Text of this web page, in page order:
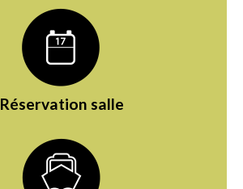
Réservation salle